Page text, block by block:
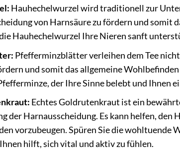
Hauhechelwurzel wird traditionell zur
von Harnsäure zu fördern und somit
Hauhechelwurzel Ihre Nieren sanft
Pfefferminzblätter verleihen dem Tee
und somit das allgemeine
der Ihre Sinne belebt und Ihnen
Echtes Goldrutenkraut ist ein
der Harnausscheidung. Es kann helfen,
vorzubeugen. Spüren Sie die wohltuende
hilft, sich vital und aktiv zu fühlen.